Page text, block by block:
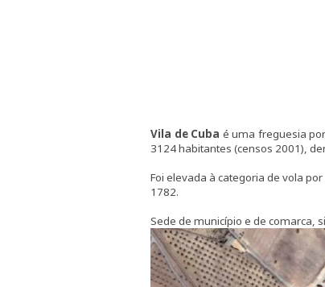
Vila de Cuba é uma freguesia
3124 habitantes (censos 2001),
Foi elevada à categoria de vola
1782.
Sede de município e de comarca,